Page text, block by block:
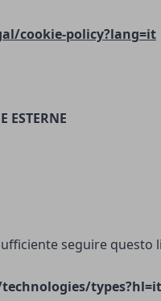
cookie-policy?lang=it
ESTERNE
seguire questo
types?hl=it